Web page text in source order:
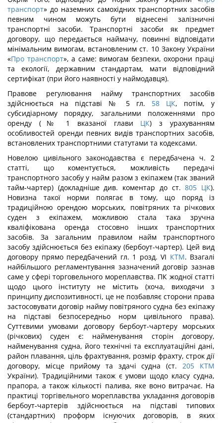
транспорт» до наземних самохідних транспортних засобів
певним чином можуть бути віднесені залізничні
транспортні засоби. Транспортні засоби як предмет
договору, що передається наймачу, повинні відповідати
мінімальним вимогам, встановленим ст. 10 Закону України
«Про транспорт», а саме: вимогам безпеки, охорони праці
та екології, державним стандартам, мати відповідний
сертифікат (при його наявності у наймодавця).
Правове регулювання найму транспортних засобів
здійснюється на підставі № 5 гл. 58 ЦК, потім, у
субсидіарному порядку, загальними положеннями про
оренду (№ 1 вказаної глави ЦК) з урахуванням
особливостей оренди певних видів транспортних засобів,
встановлених транспортними статутами та кодексами.
Новелою цивільного законодавства є передбачена ч. 2
статті, що коментується, можливість передачі
транспортного засобу у найм разом з екіпажем (так званий
тайм-чартер) (докладніше див. коментар до ст. 805 ЦК).
Новизна такої норми полягає в тому, що поряд із
традиційною орендою морських, повітряних та річкових
суден з екіпажем, можливою стала така зручна
кваліфікована оренда стосовно інших транспортних
засобів. За загальним правилом найм транспортного
засобу здійснюється без екіпажу (бербоут-чартер). Цей вид
договору прямо передбачений гл. 1 розд. VI КТМ. Взагалі
найбільшого регламентування зазначений договір зазнав
саме у сфері торговельного мореплавства. ПК жодної статті
щодо цього інституту не містить (хоча, виходячи з
принципу диспозитивності, це не позбавляє сторони права
застосовувати договір найму повітряного судна без екіпажу
на підставі безпосередньо норм цивільного права).
Суттєвими умовами договору бербоут-чартеру морських
(річкових) суден є: найменування сторін договору,
найменування судна, його технічні та експлуатаційні дані,
район плавання, ціль фрахтування, розмір фрахту, строк дії
договору, місце прийому та здачі судна (ст. 205 КТМ
України). Традиційними також є умови щодо класу судна,
прапора, а також кількості палива, яке воно витрачає. На
практиці торгівельного мореплавства укладання договорів
бербоут-чартерів здійснюється на підставі типових
(стандартних) проформ існуючих договорів, в яких